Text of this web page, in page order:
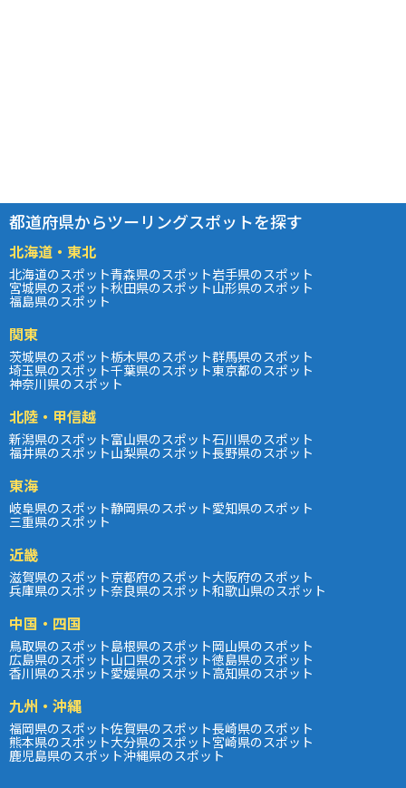
都道府県からツーリングスポットを探す
北海道・東北
北海道のスポット青森県のスポット岩手県のスポット
宮城県のスポット秋田県のスポット山形県のスポット
福島県のスポット
関東
茨城県のスポット栃木県のスポット群馬県のスポット
埼玉県のスポット千葉県のスポット東京都のスポット
神奈川県のスポット
北陸・甲信越
新潟県のスポット富山県のスポット石川県のスポット
福井県のスポット山梨県のスポット長野県のスポット
東海
岐阜県のスポット静岡県のスポット愛知県のスポット
三重県のスポット
近畿
滋賀県のスポット京都府のスポット大阪府のスポット
兵庫県のスポット奈良県のスポット和歌山県のスポット
中国・四国
鳥取県のスポット島根県のスポット岡山県のスポット
広島県のスポット山口県のスポット徳島県のスポット
香川県のスポット愛媛県のスポット高知県のスポット
九州・沖縄
福岡県のスポット佐賀県のスポット長崎県のスポット
熊本県のスポット大分県のスポット宮崎県のスポット
鹿児島県のスポット沖縄県のスポット